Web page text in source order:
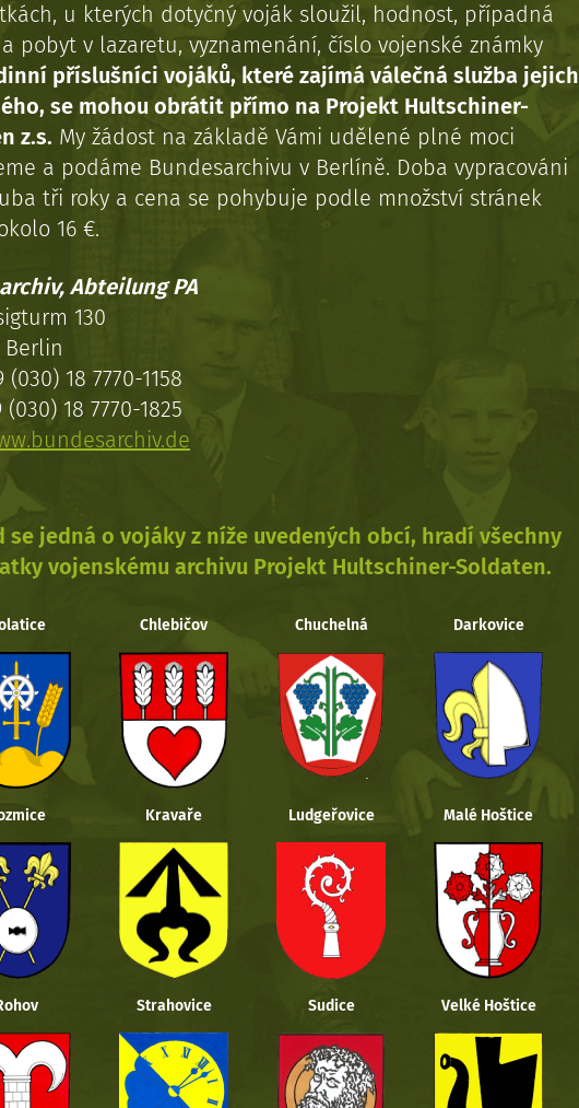
u kterých dotyčný voják sloužil, hodnost, případná
pobyt v lazaretu, vyznamenání, číslo vojenské známky
příslušníci vojáků, které zajímá válečná služba jejich
se mohou obrátit přímo na Projekt Hultschiner-
z.s. My žádost na základě Vámi udělené plné moci
a podáme Bundesarchivu v Berlíně. Doba vypracováni
tři roky a cena se pohybuje podle množství stránek
16 €.
Abteilung PA
130
Berlin
(030) 18 7770-1158
(030) 18 7770-1825
se jedná o vojáky z níže uvedených obcí, hradí všechny
vojenskému archivu Projekt Hultschiner-Soldaten.
Chlebičov Chuchelná Darkovice
Kravaře Ludgeřovice Malé Hoštice
Strahovice Sudice Velké Hoštice